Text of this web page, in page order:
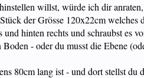
willst, würde ich dir
der Grösse 120x22cm welches
hinten rechts und schraubst es
- oder du musst die Ebene
80cm lang ist - und dort stellst du